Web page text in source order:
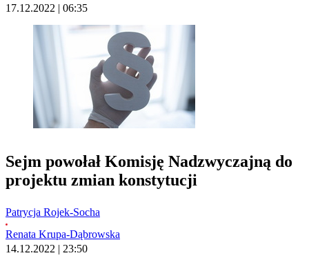
17.12.2022 | 06:35
Sejm powołał Komisję Nadzwyczajną do
projektu zmian konstytucji
Patrycja Rojek-Socha
Renata Krupa-Dąbrowska
14.12.2022 | 23:50